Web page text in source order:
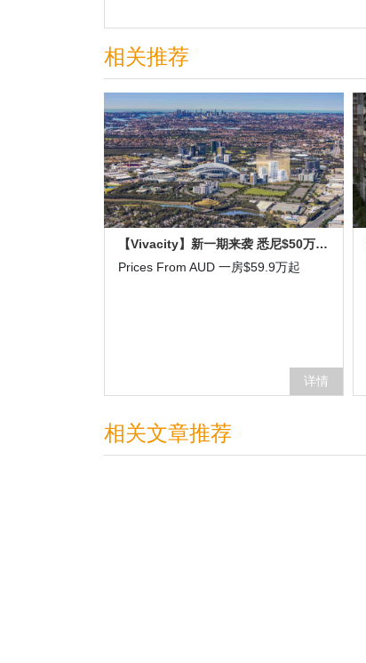
相关推荐
【Vivacity】新一期来袭 悉尼$50万+的一房还带车位 你准备好了吗
Prices From AUD 一房$59.9万起
详情
相关文章推荐